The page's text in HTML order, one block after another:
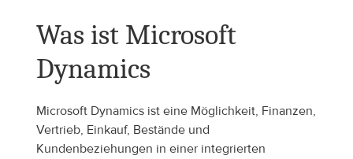
Was ist Microsoft
Dynamics
Microsoft Dynamics ist eine Möglichkeit, Finanzen,
Vertrieb, Einkauf, Bestände und
Kundenbeziehungen in einer integrierten